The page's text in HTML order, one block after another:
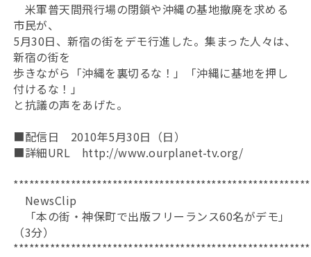
米軍普天間飛行場の閉鎖や沖縄の基地撤廃を求める
市民が、
5月30日、新宿の街をデモ行進した。集まった人々は、
新宿の街を
歩きながら「沖縄を裏切るな！」「沖縄に基地を押し
付けるな！」
と抗議の声をあげた。
■配信日 2010年5月30日（日）
■詳細URL http://www.ourplanet-tv.org/
NewsClip
「本の街・神保町で出版フリーランス60名がデモ」
（3分）